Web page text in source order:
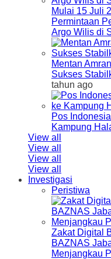
Mulai 15 Juli
Permintaan
Argo Wilis di
Mentan
Sukses
tahun ago
Pos
Kampung
View all
View all
View all
View all
Investigasi
Peristiwa
Zakat Digital
BAZNAS
Menjangkau